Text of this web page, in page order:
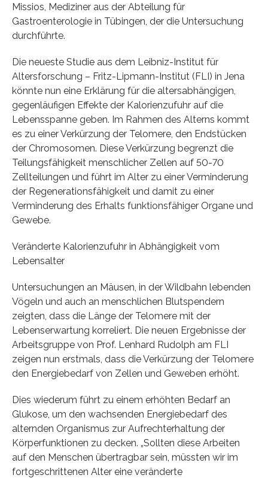
Missios, Mediziner aus der Abteilung für
Gastroenterologie in Tübingen, der die Untersuchung
durchführte.
Die neueste Studie aus dem Leibniz-Institut für
Altersforschung – Fritz-Lipmann-Institut (FLI) in Jena
könnte nun eine Erklärung für die altersabhängigen,
gegenläufigen Effekte der Kalorienzufuhr auf die
Lebensspanne geben. Im Rahmen des Alterns kommt
es zu einer Verkürzung der Telomere, den Endstücken
der Chromosomen. Diese Verkürzung begrenzt die
Teilungsfähigkeit menschlicher Zellen auf 50-70
Zellteilungen und führt im Alter zu einer Verminderung
der Regenerationsfähigkeit und damit zu einer
Verminderung des Erhalts funktionsfähiger Organe und
Gewebe.
Veränderte Kalorienzufuhr in Abhängigkeit vom
Lebensalter
Untersuchungen an Mäusen, in der Wildbahn lebenden
Vögeln und auch an menschlichen Blutspendern
zeigten, dass die Länge der Telomere mit der
Lebenserwartung korreliert. Die neuen Ergebnisse der
Arbeitsgruppe von Prof. Lenhard Rudolph am FLI
zeigen nun erstmals, dass die Verkürzung der Telomere
den Energiebedarf von Zellen und Geweben erhöht.
Dies wiederum führt zu einem erhöhten Bedarf an
Glukose, um den wachsenden Energiebedarf des
alternden Organismus zur Aufrechterhaltung der
Körperfunktionen zu decken. „Sollten diese Arbeiten
auf den Menschen übertragbar sein, müssten wir im
fortgeschrittenen Alter eine veränderte